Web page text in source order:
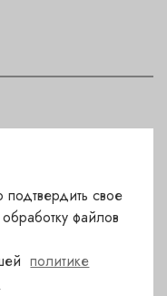
свое
файлов
политике